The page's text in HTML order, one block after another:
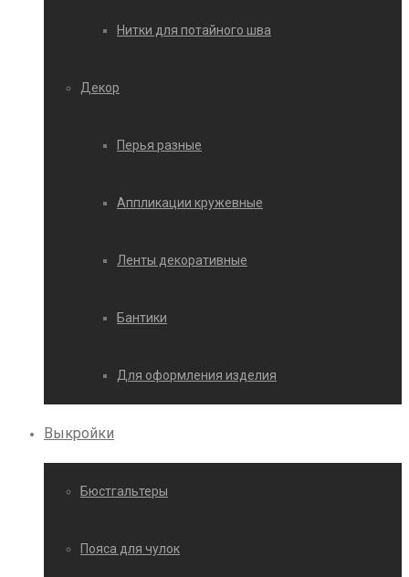
Нитки для потайного шва
Декор
Перья разные
Аппликации кружевные
Ленты декоративные
Бантики
Для оформления изделия
Выкройки
Бюстгальтеры
Пояса для чулок